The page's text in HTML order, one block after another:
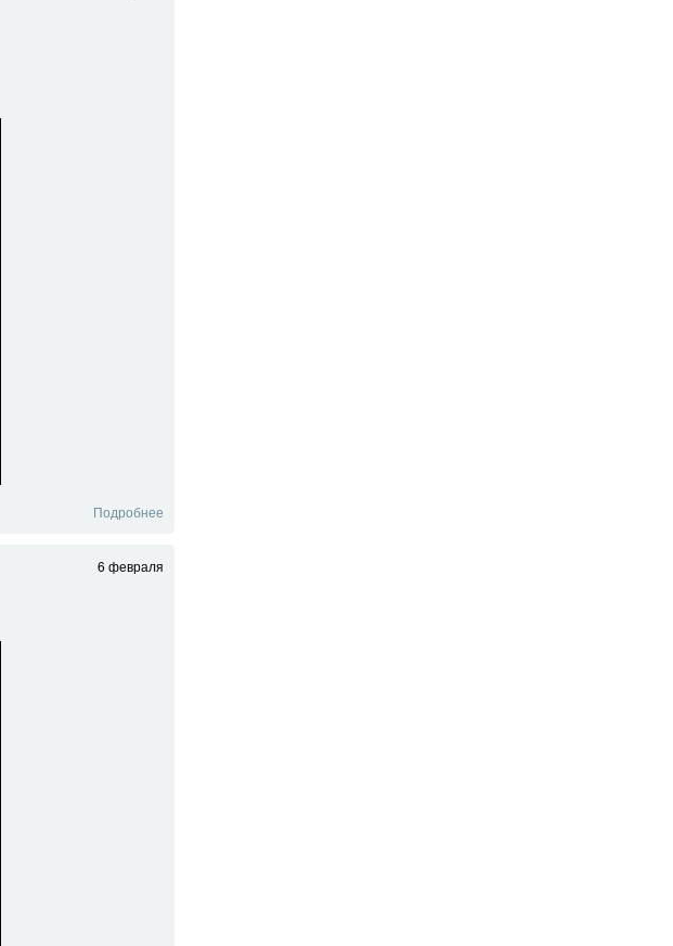
Подробнее
6 февраля